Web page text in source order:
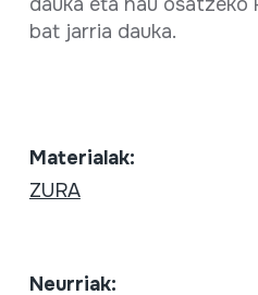
bat jarria dauka.
Materialak:
ZURA
Neurriak: